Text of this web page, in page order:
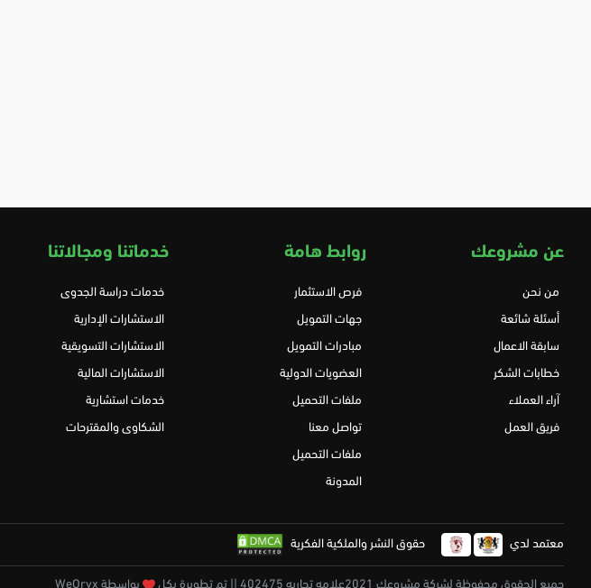
عن مشروعك
من نحن
أسئلة شائعة
سابقة الاعمال
خطابات الشكر
آراء العملاء
فريق العمل
روابط هامة
فرص الاستثمار
جهات التمويل
مبادرات التمويل
العضويات الدولية
ملفات التحميل
تواصل معنا
ملفات التحميل
المدونة
خدماتنا ومجالاتنا
خدمات دراسة الجدوى
الاستشارات الإدارية
الاستشارات التسويقية
الاستشارات المالية
خدمات استشارية
الشكاوى والمقترحات
معتمد لدي حقوق النشر والملكية الفكرية
جميع الحقوق محفوظة لشركة مشروعك 2021علامه تجاريه 402475 || تم تطويرة بكل بواسطة WeOryx